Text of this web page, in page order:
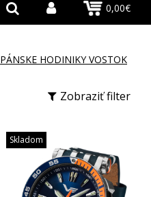
0,00€
PÁNSKE HODINIKY VOSTOK
Zobraziť filter
Skladom